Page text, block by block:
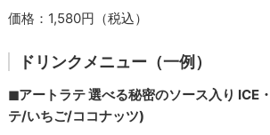
価格：1,580円（税込）
ドリンクメニュー（一例）
◼︎アートラテ 選べる秘密のソース入り ICE
テ/いちご/ココナッツ)